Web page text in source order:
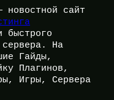
новостной сайт
быстрого
сервера. На
Гайды,
Плагинов,
Игры, Сервера